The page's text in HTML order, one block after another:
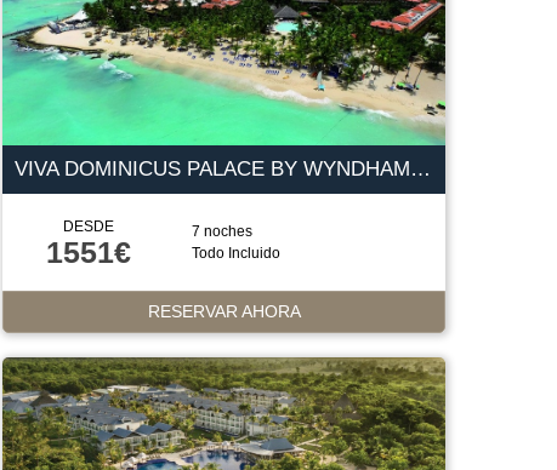
VIVA DOMINICUS PALACE BY WYNDHAM 4 ESTRELLAS
DESDE
1551€
7 noches
Todo Incluido
RESERVAR AHORA